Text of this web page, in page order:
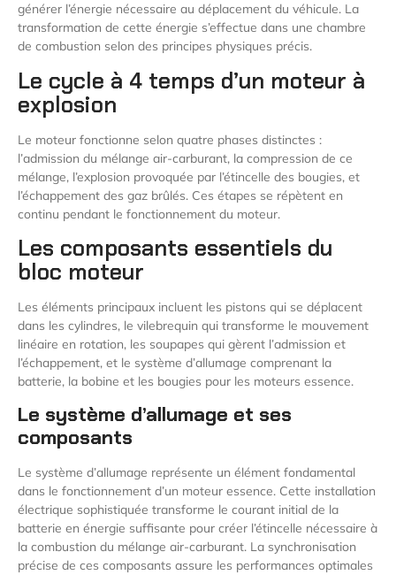
générer l’énergie nécessaire au déplacement du véhicule. La
transformation de cette énergie s’effectue dans une chambre
de combustion selon des principes physiques précis.
Le cycle à 4 temps d’un moteur à
explosion
Le moteur fonctionne selon quatre phases distinctes :
l’admission du mélange air-carburant, la compression de ce
mélange, l’explosion provoquée par l’étincelle des bougies, et
l’échappement des gaz brûlés. Ces étapes se répètent en
continu pendant le fonctionnement du moteur.
Les composants essentiels du
bloc moteur
Les éléments principaux incluent les pistons qui se déplacent
dans les cylindres, le vilebrequin qui transforme le mouvement
linéaire en rotation, les soupapes qui gèrent l’admission et
l’échappement, et le système d’allumage comprenant la
batterie, la bobine et les bougies pour les moteurs essence.
Le système d’allumage et ses
composants
Le système d’allumage représente un élément fondamental
dans le fonctionnement d’un moteur essence. Cette installation
électrique sophistiquée transforme le courant initial de la
batterie en énergie suffisante pour créer l’étincelle nécessaire à
la combustion du mélange air-carburant. La synchronisation
précise de ces composants assure les performances optimales